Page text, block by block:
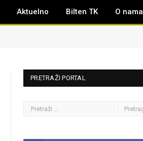
Aktuelno Bilten TK O nama
PRETRAŽI PORTAL